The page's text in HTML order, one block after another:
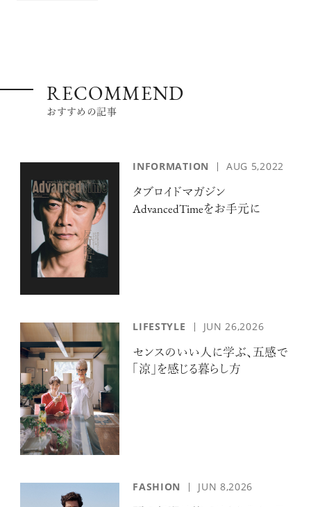
RECOMMEND
おすすめの記事
INFORMATION AUG 5,2022
タブロイドマガジン
AdvancedTimeをお手元に
LIFESTYLE JUN 26,2026
センスのいい人に学ぶ、五感で
「涼」を感じる暮らし方
FASHION JUN 8,2026